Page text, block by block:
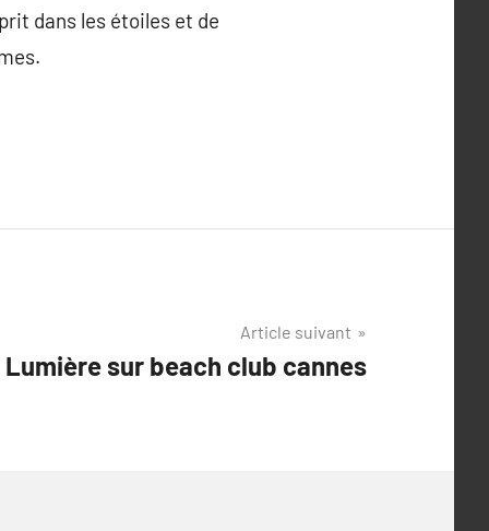
dans les étoiles et de
Article suivant
Lumière sur beach club cannes